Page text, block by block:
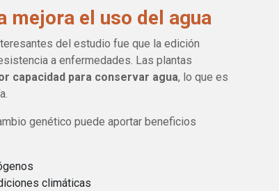
mejora el uso del agua
del estudio fue que la edición
a enfermedades. Las plantas
capacidad para conservar agua, lo que es
genético puede aportar beneficios
climáticas